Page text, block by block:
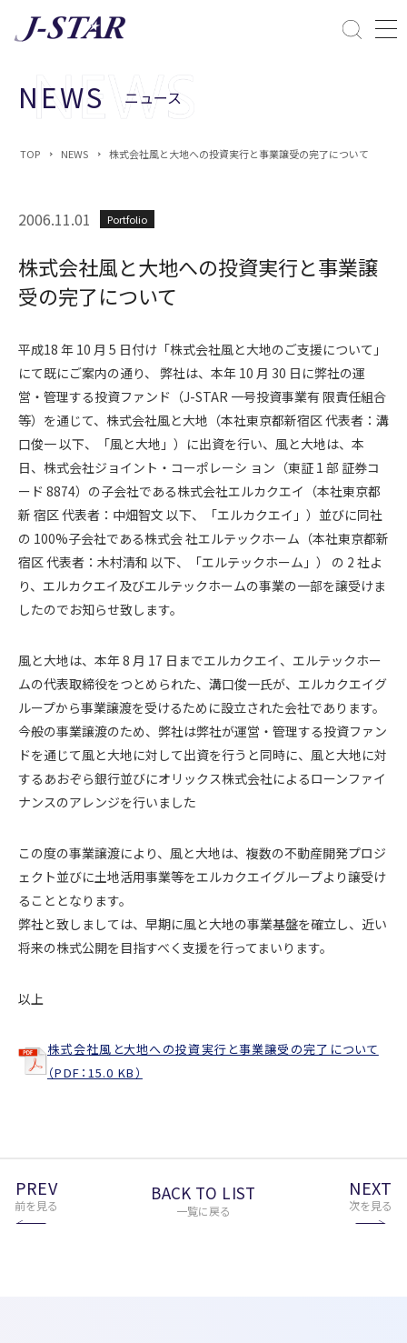
課題解決
ESGへの配慮
NEWS ニュース
TOP NEWS 株式会社風と大地への投資実行と事業譲受の完了について
2006.11.01 Portfolio
株式会社風と大地への投資実行と事業譲
受の完了について
平成18 年 10 月 5 日付け「株式会社風と大地のご支援について」
にて既にご案内の通り、 弊社は、本年 10 月 30 日に弊社の運
営・管理する投資ファンド（J-STAR 一号投資事業有 限責任組合
等）を通じて、株式会社風と大地（本社東京都新宿区 代表者：溝
口俊一 以下、「風と大地」）に出資を行い、風と大地は、本
日、株式会社ジョイント・コーポレーシ ョン（東証 1 部 証券コ
ード 8874）の子会社である株式会社エルカクエイ（本社東京都
新 宿区 代表者：中畑智文 以下、「エルカクエイ」）並びに同社
の 100%子会社である株式会 社エルテックホーム（本社東京都新
宿区 代表者：木村清和 以下、「エルテックホーム」） の 2 社よ
り、エルカクエイ及びエルテックホームの事業の一部を譲受けま
したのでお知らせ致します。
風と大地は、本年 8 月 17 日までエルカクエイ、エルテックホー
ムの代表取締役をつとめられた、溝口俊一氏が、エルカクエイグ
ループから事業譲渡を受けるために設立された会社であります。
今般の事業譲渡のため、弊社は弊社が運営・管理する投資ファン
ドを通じて風と大地に対して出資を行うと同時に、風と大地に対
するあおぞら銀行並びにオリックス株式会社によるローンファイ
ナンスのアレンジを行いました
この度の事業譲渡により、風と大地は、複数の不動産開発プロジ
ェクト並びに土地活用事業等をエルカクエイグループより譲受け
ることとなります。
弊社と致しましては、早期に風と大地の事業基盤を確立し、近い
将来の株式公開を目指すべく支援を行ってまいります。
以上
株式会社風と大地への投資実行と事業譲受の完了について
（PDF：15.0 KB）
PREV
前を見る
BACK TO LIST
一覧に戻る
NEXT
次を見る